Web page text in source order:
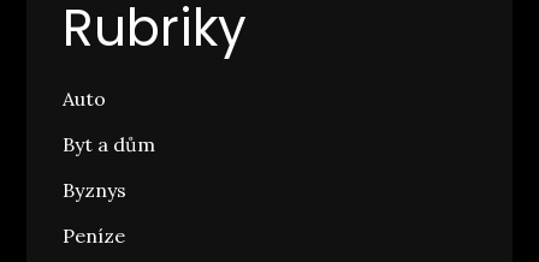
Rubriky
Auto
Byt a dům
Byznys
Peníze